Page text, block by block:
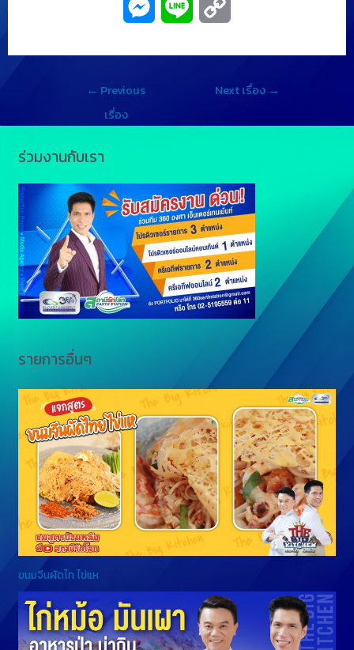
g
e
r
n
k
← Previous
เรื่อง
Next เรื่อง →
ร่วมงานกับเรา
รายการอื่นๆ
ขนมจีนผัดไท ไข่แห